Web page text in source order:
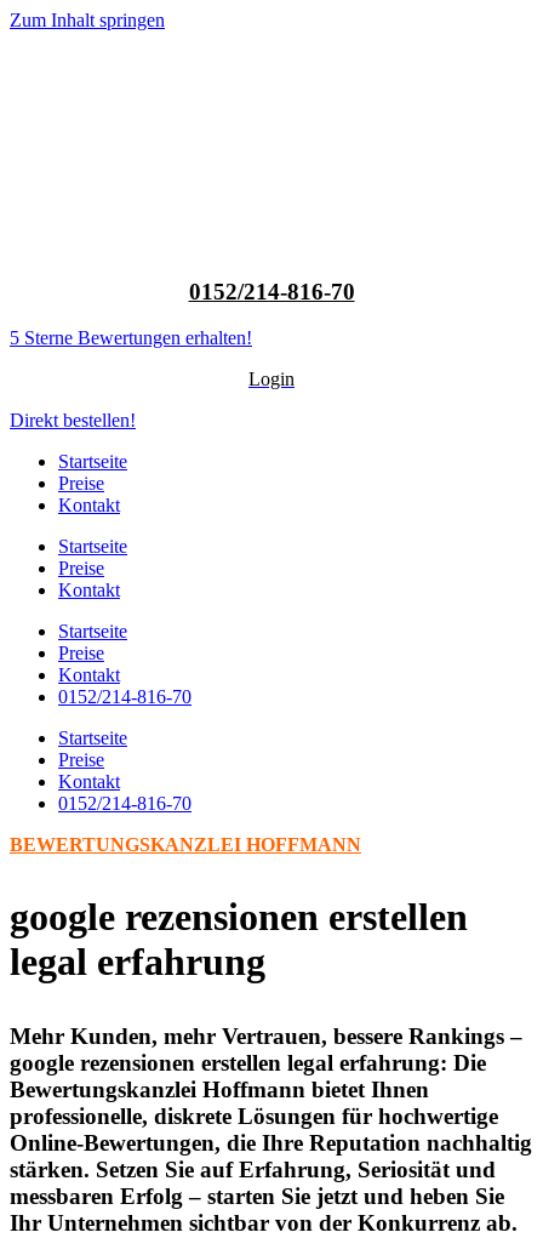
Zum Inhalt springen
0152/214-816-70
5 Sterne Bewertungen erhalten!
Login
Direkt bestellen!
Startseite
Preise
Kontakt
Startseite
Preise
Kontakt
Startseite
Preise
Kontakt
0152/214-816-70
Startseite
Preise
Kontakt
0152/214-816-70
BEWERTUNGSKANZLEI HOFFMANN
google rezensionen erstellen
legal erfahrung
Mehr Kunden, mehr Vertrauen, bessere Rankings –
google rezensionen erstellen legal erfahrung: Die
Bewertungskanzlei Hoffmann bietet Ihnen
professionelle, diskrete Lösungen für hochwertige
Online-Bewertungen, die Ihre Reputation nachhaltig
stärken. Setzen Sie auf Erfahrung, Seriosität und
messbaren Erfolg – starten Sie jetzt und heben Sie
Ihr Unternehmen sichtbar von der Konkurrenz ab.